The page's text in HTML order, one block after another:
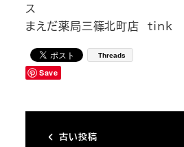
ス
まえだ薬局三篠北町店 tink
Threads
Save
古い投稿